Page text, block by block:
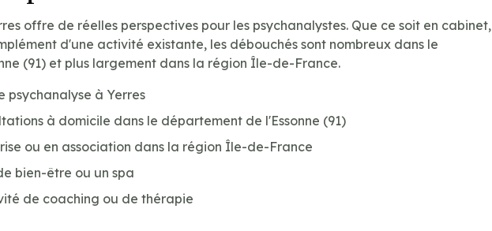
offre de réelles perspectives pour les psychanalystes. Que ce soit en cabinet,
d'une activité existante, les débouchés sont nombreux dans le
(91) et plus largement dans la région Île-de-France.
psychanalyse à Yerres
à domicile dans le département de l'Essonne (91)
ou en association dans la région Île-de-France
bien-être ou un spa
de coaching ou de thérapie